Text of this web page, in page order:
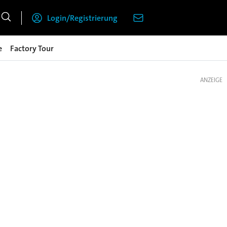
Login/Registrierung
Factory Tour
ANZEIGE